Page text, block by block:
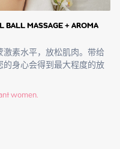
BALL MASSAGE + AROMA
素水平，放松肌肉。带给
身心会得到最大程度的放
women.